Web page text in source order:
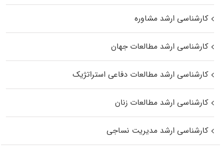
کارشناسی ارشد مشاوره
کارشناسی ارشد مطالعات جهان
کارشناسی ارشد مطالعات دفاعی استراتژیک
کارشناسی ارشد مطالعات زنان
کارشناسی ارشد مدیریت نساجی